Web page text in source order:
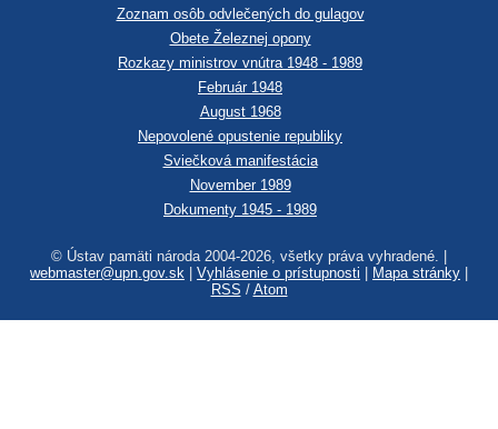
Zoznam osôb odvlečených do gulagov
Obete Železnej opony
Rozkazy ministrov vnútra 1948 - 1989
Február 1948
August 1968
Nepovolené opustenie republiky
Sviečková manifestácia
November 1989
Dokumenty 1945 - 1989
© Ústav pamäti národa 2004-2026, všetky práva vyhradené. |
webmaster@upn.gov.sk
Vyhlásenie o prístupnosti Mapa stránky
RSS / Atom